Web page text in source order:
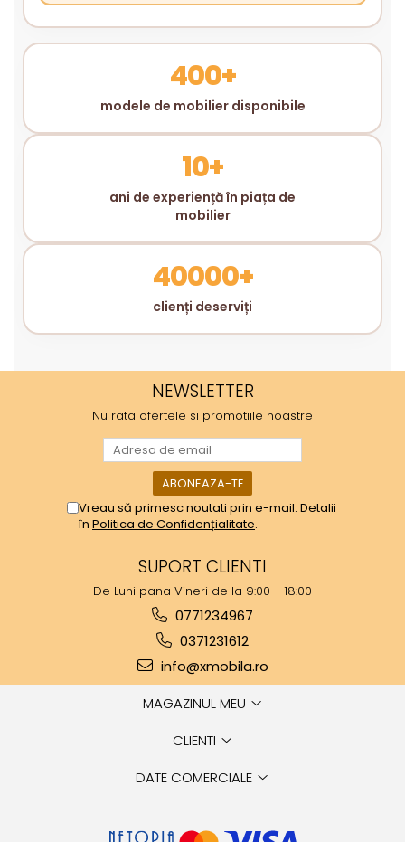
400+
modele de mobilier disponibile
10+
ani de experiență în piața de
mobilier
40000+
clienți deserviți
NEWSLETTER
Nu rata ofertele si promotiile noastre
Vreau să primesc noutati prin e-mail. Detalii
în Politica de Confidențialitate.
SUPORT CLIENTI
De Luni pana Vineri de la 9:00 - 18:00
0771234967
0371231612
info@xmobila.ro
MAGAZINUL MEU
CLIENTI
DATE COMERCIALE